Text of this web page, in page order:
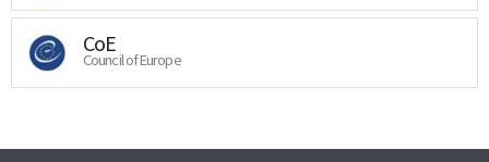
CoE
Council of Europe